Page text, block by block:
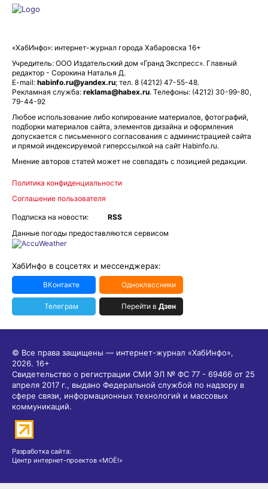
«ХабИнфо»: интернет-журнал города Хабаровска 16+
Учредитель: ООО Издательский дом «Гранд Экспресс». Главный
редактор - Сорокина Наталья Д.
E-mail: habinfo.ru@yandex.ru; тел. 8 (4212) 47-55-48.
Рекламная служба: reklama@habex.ru. Телефоны: (4212) 30-99-80,
79-44-92
Любое использование либо копирование материалов, фотографий,
подборки материалов сайта, элементов дизайна и оформления
допускается с письменного согласования с администрацией сайта
и прямой индексируемой гиперссылкой на сайт Habinfo.ru.
Мнение авторов статей может не совпадать с позицией редакции.
Политика конфиденциальности
Соглашение пользователя
Подписка на новости:
RSS
Данные погоды предоставляются сервисом
ХабИнфо в соцсетях и мессенджерах:
ВКонтакте Одноклассники
Телеграм Перейти в Дзен
© Все права защищены — интернет-журнал «ХабИнфо»,
2026. 16+
Свидетельство о регистрации СМИ ЭЛ № ФС 77 - 69466 от 25
апреля 2017 г., выдано Федеральной службой по надзору в
сфере связи, информационных технологий и массовых
коммуникаций.
Разработка сайта:
Центр интернет-проектов «МОЁ!»